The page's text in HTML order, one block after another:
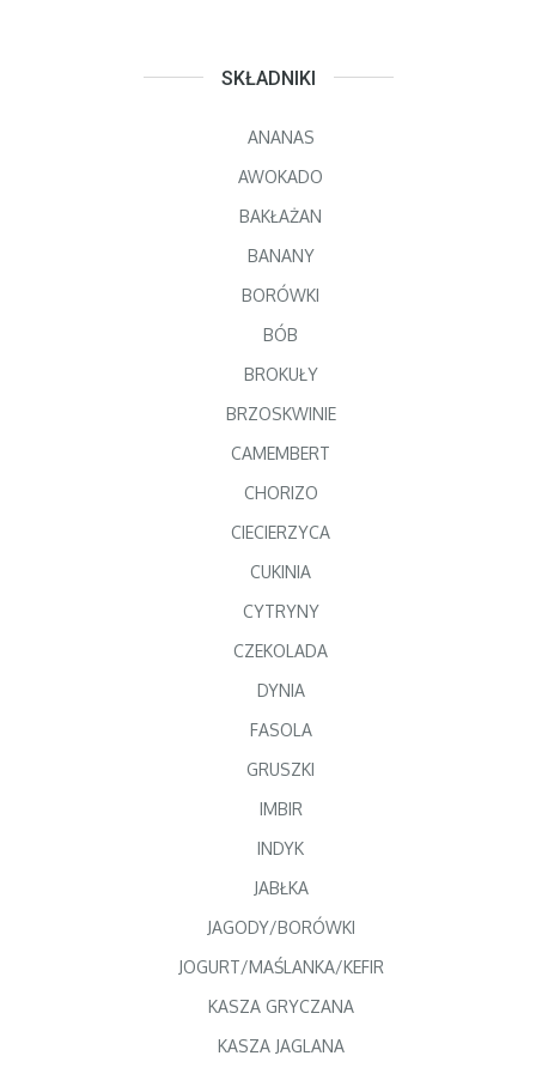
SKŁADNIKI
ANANAS
AWOKADO
BAKŁAŻAN
BANANY
BORÓWKI
BÓB
BROKUŁY
BRZOSKWINIE
CAMEMBERT
CHORIZO
CIECIERZYCA
CUKINIA
CYTRYNY
CZEKOLADA
DYNIA
FASOLA
GRUSZKI
IMBIR
INDYK
JABŁKA
JAGODY/BORÓWKI
JOGURT/MAŚLANKA/KEFIR
KASZA GRYCZANA
KASZA JAGLANA